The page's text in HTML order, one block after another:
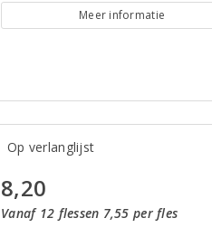
Meer informatie
Op verlanglijst
8,20
Vanaf 12 flessen 7,55 per fles